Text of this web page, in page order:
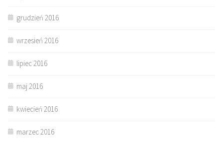
grudzień 2016
wrzesień 2016
lipiec 2016
maj 2016
kwiecień 2016
marzec 2016